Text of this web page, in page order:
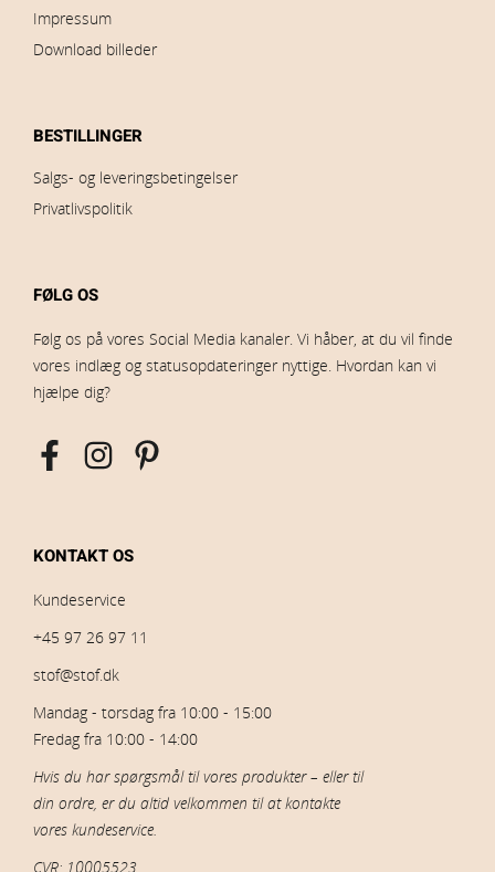
Impressum
Download billeder
BESTILLINGER
Salgs- og leveringsbetingelser
Privatlivspolitik
FØLG OS
Følg os på vores Social Media kanaler. Vi håber, at du vil finde
vores indlæg og statusopdateringer nyttige. Hvordan kan vi
hjælpe dig?
KONTAKT OS
Kundeservice
+45 97 26 97 11
stof@stof.dk
Mandag - torsdag fra 10:00 - 15:00
Fredag fra 10:00 - 14:00
Hvis du har spørgsmål til vores produkter – eller til
din ordre, er du altid velkommen til at kontakte
vores kundeservice.
CVR: 10005523